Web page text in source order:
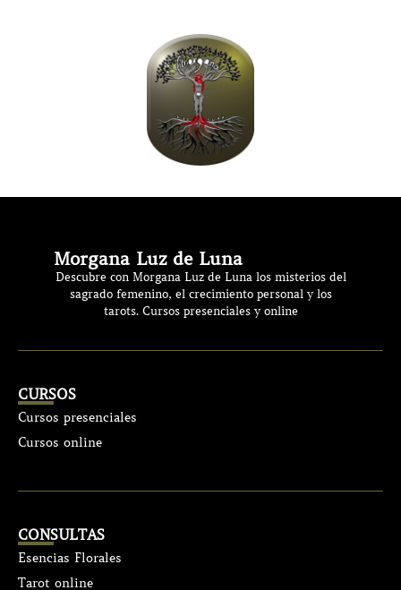
Morgana Luz de Luna
Descubre con Morgana Luz de Luna los misterios del
sagrado femenino, el crecimiento personal y los
tarots. Cursos presenciales y online
CURSOS
Cursos presenciales
Cursos online
CONSULTAS
Esencias Florales
Tarot online